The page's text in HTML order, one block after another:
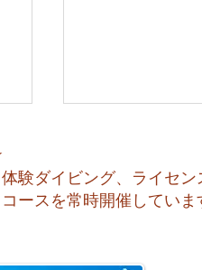
験ダイビング、ライセン
ースを常時開催していま